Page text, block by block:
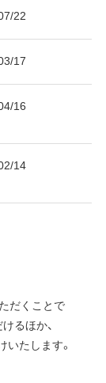
22
17
16
14
だくことで
るほか、
たします。